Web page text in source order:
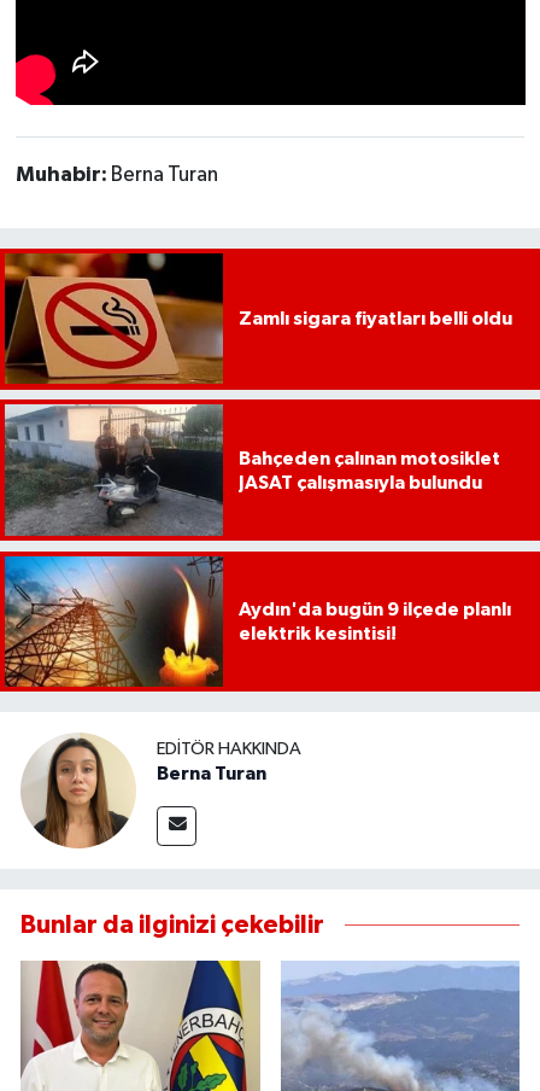
Muhabir: Berna Turan
Zamlı sigara fiyatları belli oldu
Bahçeden çalınan motosiklet
JASAT çalışmasıyla bulundu
Aydın'da bugün 9 ilçede planlı
elektrik kesintisi!
EDITÖR HAKKINDA
Berna Turan
Bunlar da ilginizi çekebilir